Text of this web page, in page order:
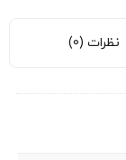
نظرات (0)